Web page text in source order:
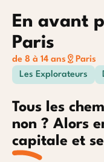
En avant
Paris
de 8 à 14 ans
Paris
Les Explorateurs
Tous les
non ? Alors
capitale et